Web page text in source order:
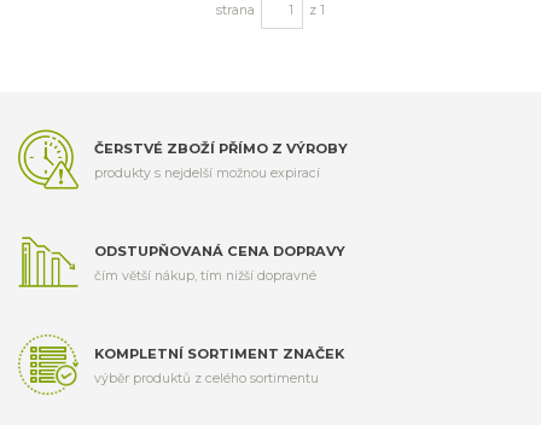
strana z 1
ČERSTVÉ ZBOŽÍ PŘÍMO Z VÝROBY
produkty s nejdelší možnou expirací
ODSTUPŇOVANÁ CENA DOPRAVY
čím větší nákup, tím nižší dopravné
KOMPLETNÍ SORTIMENT ZNAČEK
výběr produktů z celého sortimentu